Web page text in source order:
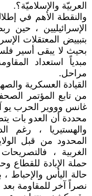
العربيّة والإسلاميّة؟.
والنقطة الأهم في
الإسرائيليين ، حين
بتبييض المعتقلات
بحيث لا يبقى أسير
مبدياً استعداد
مراحل.
القيادة العسكرية
من تابع المؤتمر
غانس وووير الحرب يو
محددة أن العدو بات
والهستيريا ، رغم
المحدود من قبل
الغربية ،
حملة الإبادة للقطاع
حالة اليأس والإحباط
نصراً آخر للمقاومة